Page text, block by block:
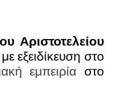
Αριστοτελείου
εξειδίκευση στο
εμπειρία στο